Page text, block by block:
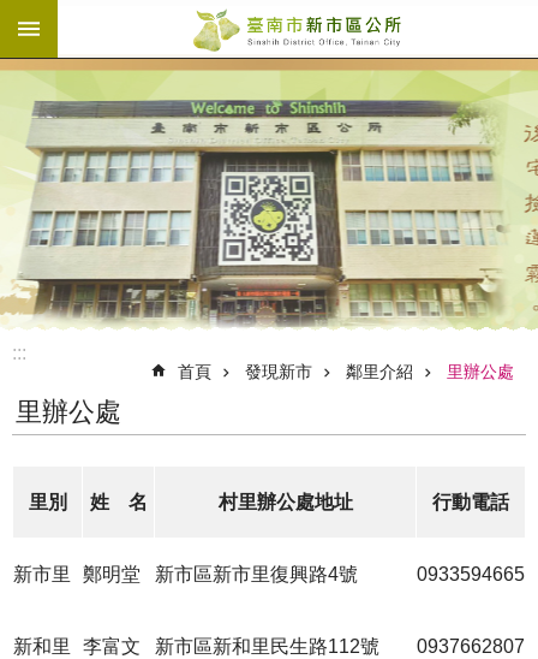
跳到主要內容區塊
:::
首頁 發現新市 鄰里介紹 里辦公處
里辦公處
里別 姓 名 村里辦公處地址 行動電話
新市里 鄭明堂 新市區新市里復興路4號 0933594665
新和里 李富文 新市區新和里民生路112號 0937662807